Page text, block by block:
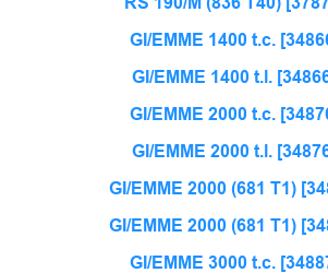
GI/EMME 1400 t.c.
GI/EMME 1400 t.l.
GI/EMME 2000 t.c.
GI/EMME 2000 t.l.
GI/EMME 2000 (681 T1)
GI/EMME 2000 (681 T1)
GI/EMME 3000 t.c.